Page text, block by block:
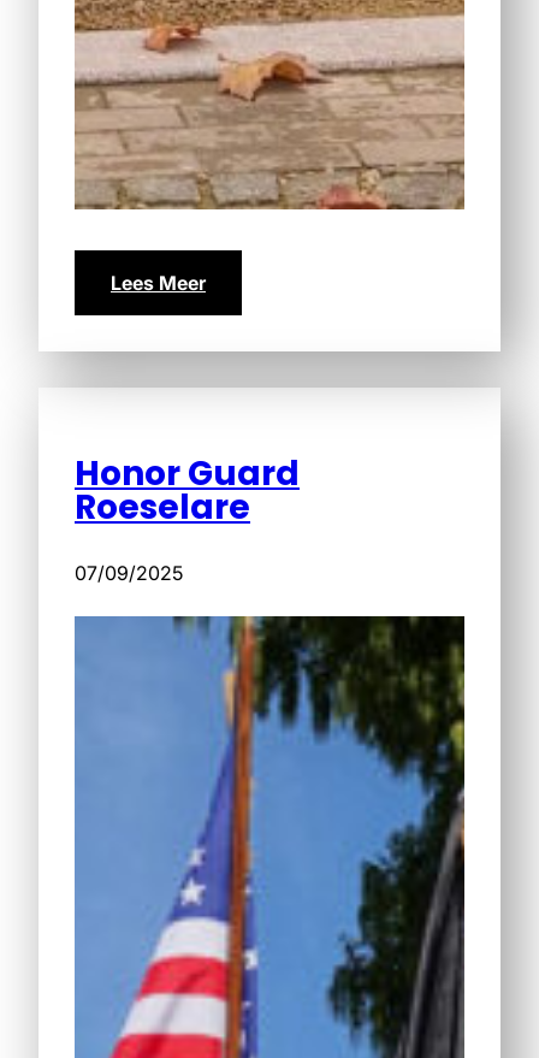
Lees Meer
Honor Guard
Roeselare
07/09/2025